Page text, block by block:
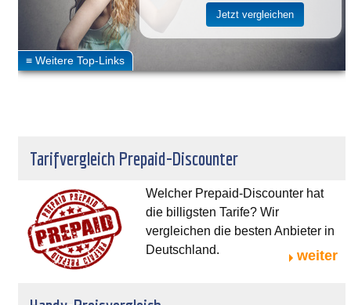
Tarifvergleich Prepaid-Discounter
Welcher Prepaid-Discounter hat
die billigsten Tarife? Wir
vergleichen die besten Anbieter in
Deutschland.
weiter